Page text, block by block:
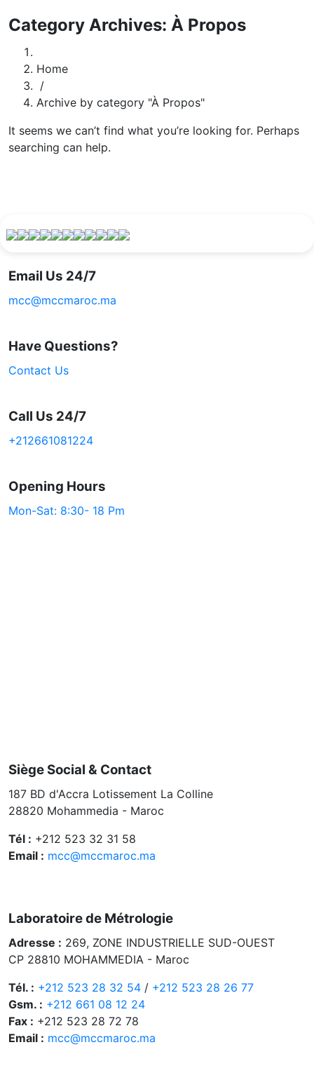
Category Archives: À Propos
Home
/
Archive by category "À Propos"
It seems we can’t find what you’re looking for. Perhaps
searching can help.
Email Us 24/7
mcc@mccmaroc.ma
Have Questions?
Contact Us
Call Us 24/7
+212661081224
Opening Hours
Mon-Sat: 8:30- 18 Pm
Siège Social & Contact
187 BD d'Accra Lotissement La Colline
28820 Mohammedia - Maroc
Tél : +212 523 32 31 58
Email : mcc@mccmaroc.ma
Laboratoire de Métrologie
Adresse : 269, ZONE INDUSTRIELLE SUD-OUEST
CP 28810 MOHAMMEDIA - Maroc
Tél. : +212 523 28 32 54 / +212 523 28 26 77
Gsm. : +212 661 08 12 24
Fax : +212 523 28 72 78
Email : mcc@mccmaroc.ma